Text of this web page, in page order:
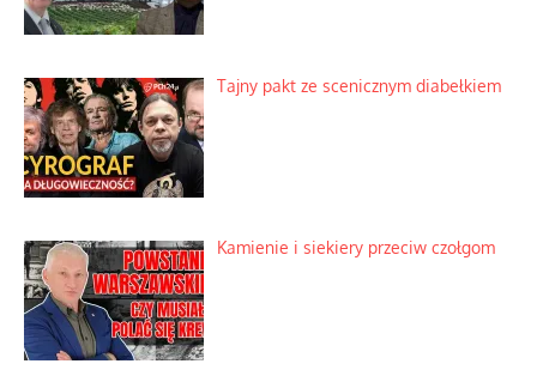
Tajny pakt ze scenicznym diabełkiem
Kamienie i siekiery przeciw czołgom